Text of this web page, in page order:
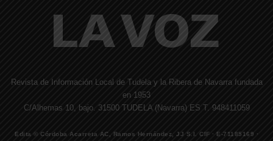
Revista de Información Local de Tudela y la Ribera de Navarra fundada
en 1953
C/Alhemas 10, bajo. 31500 TUDELA (Navarra) ES T. 948411059
Edita © Córdoba Acarreta AC, Ramos Hernández, JJ S.I. CIF · E-71185169 ·